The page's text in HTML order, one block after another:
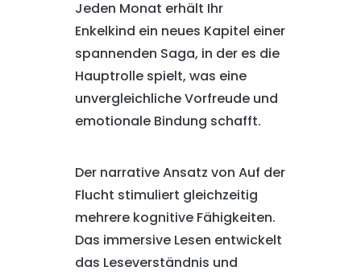
Jeden Monat erhält Ihr
Enkelkind ein neues Kapitel einer
spannenden Saga, in der es die
Hauptrolle spielt, was eine
unvergleichliche Vorfreude und
emotionale Bindung schafft.
Der narrative Ansatz von Auf der
Flucht stimuliert gleichzeitig
mehrere kognitive Fähigkeiten.
Das immersive Lesen entwickelt
das Leseverständnis und